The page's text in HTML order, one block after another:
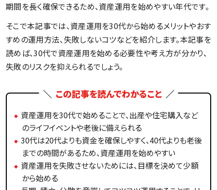
期間を長く確保できるため、資産運用を始めやすい年代です。
そこで本記事では、資産運用を30代から始めるメリットやおす
すめの運用方法、失敗しないコツなどを紹介します。本記事を
読めば、30代で資産運用を始める必要性や考え方が分かり、
失敗のリスクを抑えられるでしょう。
この記事を読んでわかること
資産運用を30代で始めることで、出産や住宅購入など
のライフイベントや老後に備えられる
30代は20代よりも資金を確保しやすく、40代よりも老後
までの時間があるため、資産運用を始めやすい
資産運用を失敗させないためには、目標を決めて少額
から始める